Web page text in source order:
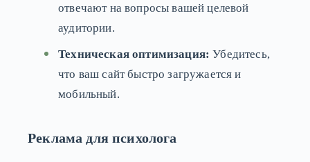
отвечают на вопросы вашей целевой
аудитории.
Техническая оптимизация: Убедитесь,
что ваш сайт быстро загружается и
мобильный.
Реклама для психолога